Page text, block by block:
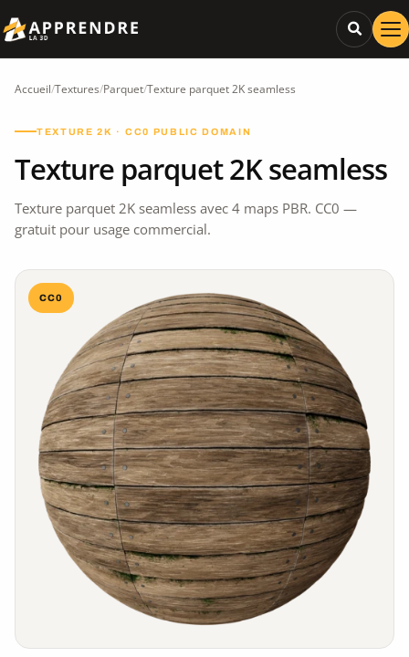
Accueil/Textures/Parquet/Texture parquet 2K seamless
TEXTURE 2K · CC0 PUBLIC DOMAIN
Texture parquet 2K seamless
Texture parquet 2K seamless avec 4 maps PBR. CC0 —
gratuit pour usage commercial.
CC0